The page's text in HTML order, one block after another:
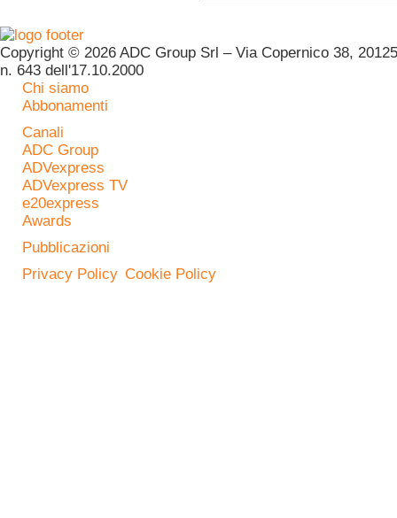
Copyright © 2026 ADC Group Srl – Via Copernico 38,
n. 643 dell'17.10.2000
Chi siamo
Abbonamenti
Canali
ADC Group
ADVexpress
ADVexpress TV
e20express
Awards
Pubblicazioni
Privacy Policy Cookie Policy